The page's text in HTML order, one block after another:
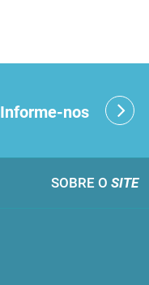
Informe-nos
SOBRE O SITE